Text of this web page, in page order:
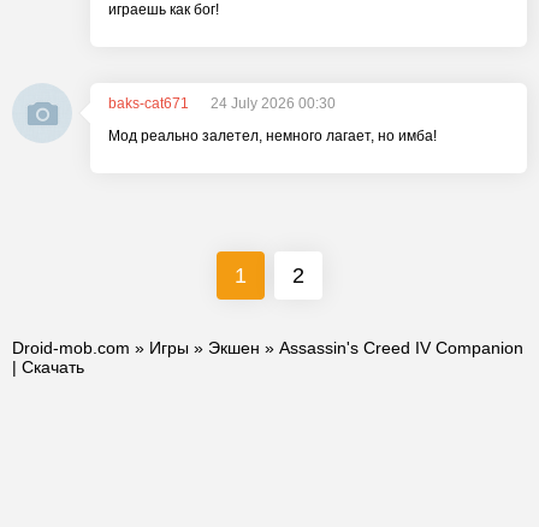
играешь как бог!
baks-cat671
24 July 2026 00:30
Мод реально залетел, немного лагает, но имба!
1 2
Droid-mob.com » Игры » Экшен » Assassin's Creed IV Companion
| Скачать